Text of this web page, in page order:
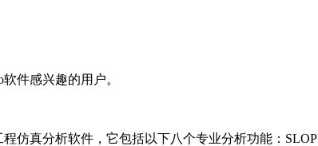
件感兴趣的用户。
仿真分析软件，它包括以下八个专业分析功能：